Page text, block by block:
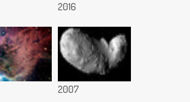
2016
2007